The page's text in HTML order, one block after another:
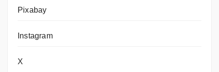
Pixabay
Instagram
X